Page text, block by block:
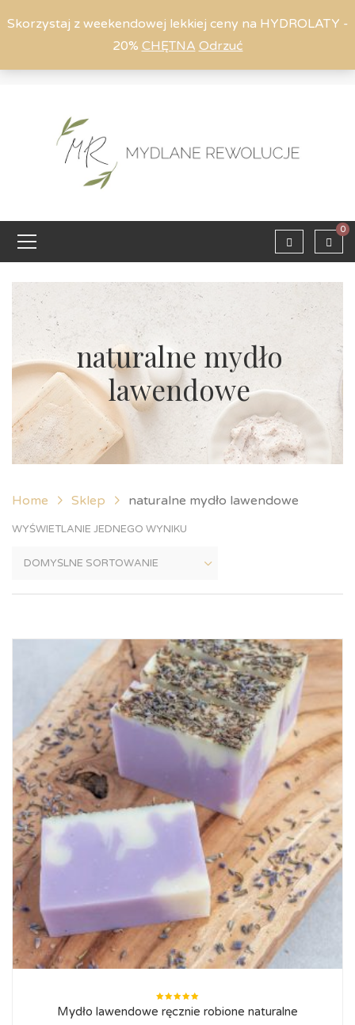
Skorzystaj z weekendowej lekkiej ceny na HYDROLATY -
20% CHĘTNA Odrzuć
0
naturalne mydło
lawendowe
Home Sklep naturalne mydło lawendowe
WYŚWIETLANIE JEDNEGO WYNIKU
Oceniono
5.00na
Mydło lawendowe ręcznie robione naturalne